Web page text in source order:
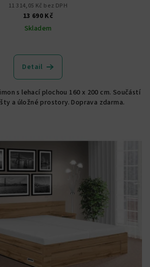
11 314,05 Kč bez DPH
13 690 Kč
Skladem
hodnocení
produktu
z
5
Detail
s lehací plochou 160 x 200 cm. Součástí
a úložné prostory. Doprava zdarma.